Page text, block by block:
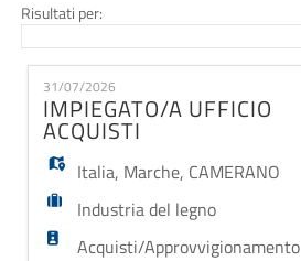
Offerte
di
lavoro
Carica
il
Login
Risultati per:
31/07/2026
IMPIEGATO/A UFFICIO
ACQUISTI
Italia, Marche, CAMERANO
Industria del legno
Acquisti/Approvvigionamento